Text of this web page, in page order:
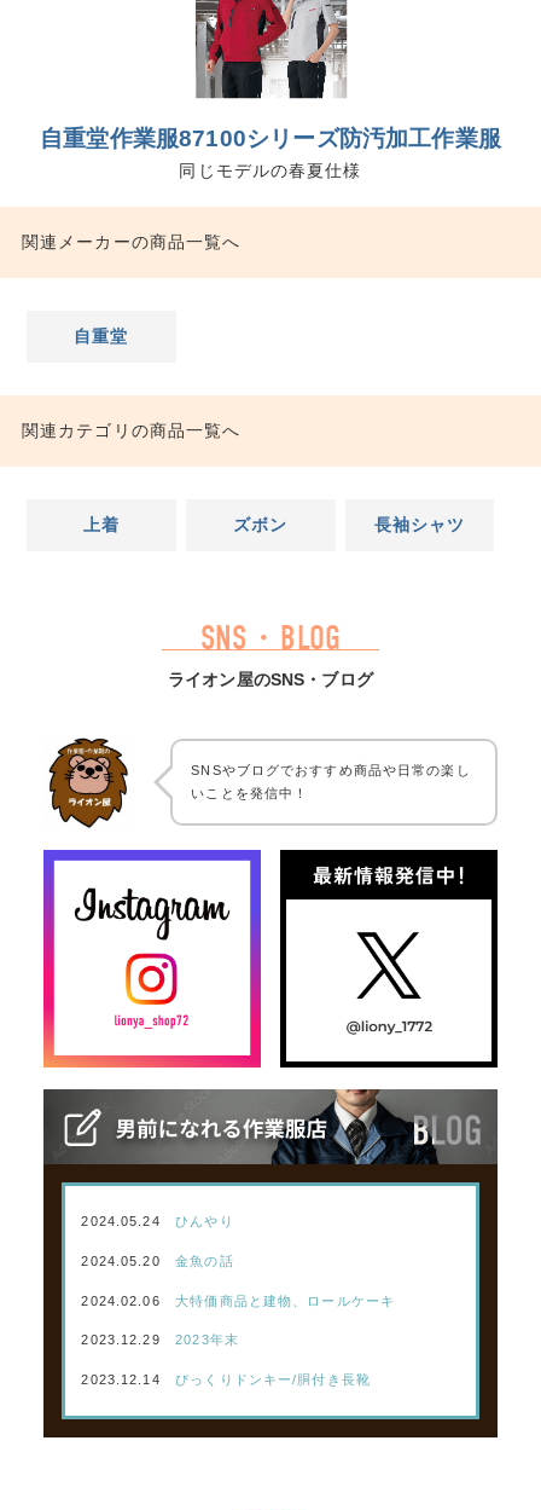
自重堂作業服87100シリーズ防汚加工作業服
同じモデルの春夏仕様
関連メーカーの商品一覧へ
自重堂
関連カテゴリの商品一覧へ
上着 ズボン 長袖シャツ
SNS・BLOG
ライオン屋のSNS・ブログ
SNSやブログでおすすめ商品や日常の楽し
いことを発信中！
2024.05.24 ひんやり
2024.05.20 金魚の話
2024.02.06 大特価商品と建物、ロールケーキ
2023.12.29 2023年末
2023.12.14 びっくりドンキー/胴付き長靴